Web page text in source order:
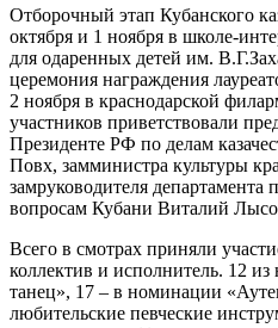
Отборочный этап Кубанского
октября и 1 ноября в школе-
для одаренных детей им.
церемония награждения
2 ноября в краснодарской
участников приветствовали
Президенте РФ по делам
Повх, замминистра культуры
замруководителя департамента
вопросам Кубани Виталий
Всего в смотрах приняли
коллектив и исполнитель. 12
танец», 17 – в номинации
любительские певческие